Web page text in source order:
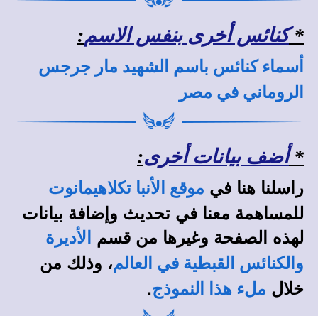
*كنائس أخرى بنفس الاسم:
أسماء كنائس باسم الشهيد مار جرجس
الروماني في مصر
*أضف بيانات أخرى:
راسلنا هنا في موقع الأنبا تكلاهيمانوت
للمساهمة معنا في تحديث وإضافة بيانات
لهذه الصفحة وغيرها من قسم
الأديرة
والكنائس القبطية في العالم، وذلك من
خلال ملء هذا النموذج.